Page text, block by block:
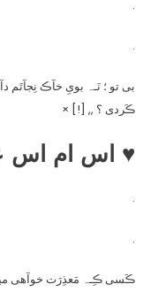
.
.
بی تو ؛ نَـہ بویِ خآڪ نِجآتَم
ڪَردی ؟ ,, [!] ×
♥ اس ام اس
.
.
ڪَسی ڪِـہ مَعذِرَت خوآهی